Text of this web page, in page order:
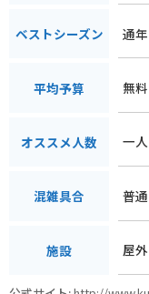
ベストシーズン 通年
平均予算 無料
オススメ人数 一人
混雑具合 普通
施設 屋外